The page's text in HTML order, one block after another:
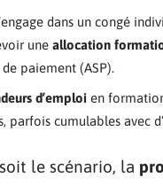
dans un congé
une allocation
paiement (ASP).
d’emploi en
parfois cumulables avec
le scénario, la